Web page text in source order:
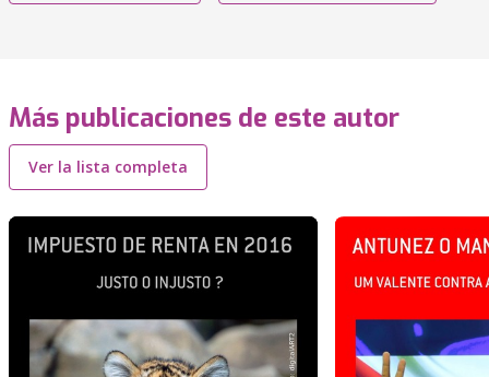
Más publicaciones de este autor
Ver la lista completa